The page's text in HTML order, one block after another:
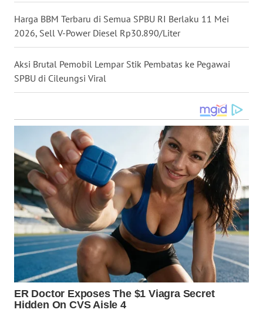
Harga BBM Terbaru di Semua SPBU RI Berlaku 11 Mei
2026, Sell V-Power Diesel Rp30.890/Liter
Aksi Brutal Pemobil Lempar Stik Pembatas ke Pegawai
SPBU di Cileungsi Viral
WN
NUSANTARA
JOGJA
BALI
WN
KALBAR
WN
KALTENG
WN
KALTARA